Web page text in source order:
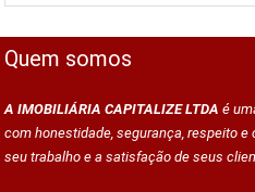
Quem somos
A IMOBILIÁRIA CAPITALIZE LTDA é
com honestidade, segurança, respeito
seu trabalho e a satisfação de seus